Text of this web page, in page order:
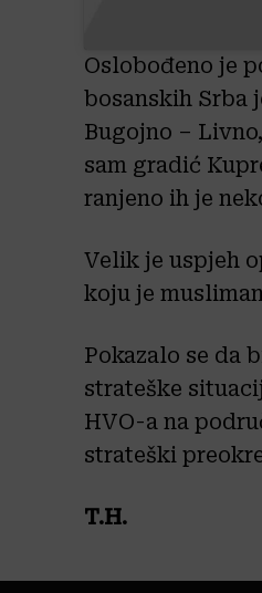
Oslobođeno je
bosanskih Srba
Bugojno –
sam gradić
ranjeno ih je
Velik je uspjeh
koju je
Pokazalo se da
strateške
HVO-a na
strateški
T.H.